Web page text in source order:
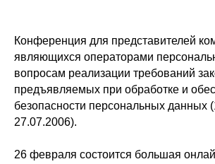
Конференция для представителей
являющихся операторами
вопросам реализации требований
предъявляемых при обработке и
безопасности персональных данных
27.07.2006).
26 февраля состоится большая